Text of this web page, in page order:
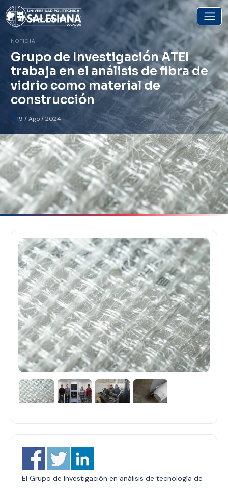
Volver a noticias
NOTICIA
Grupo de Investigación ATEI
trabaja en el análisis de fibra de
vidrio como material de
construcción
19 / Ago / 2024
El Grupo de Investigación en análisis de tecnología de